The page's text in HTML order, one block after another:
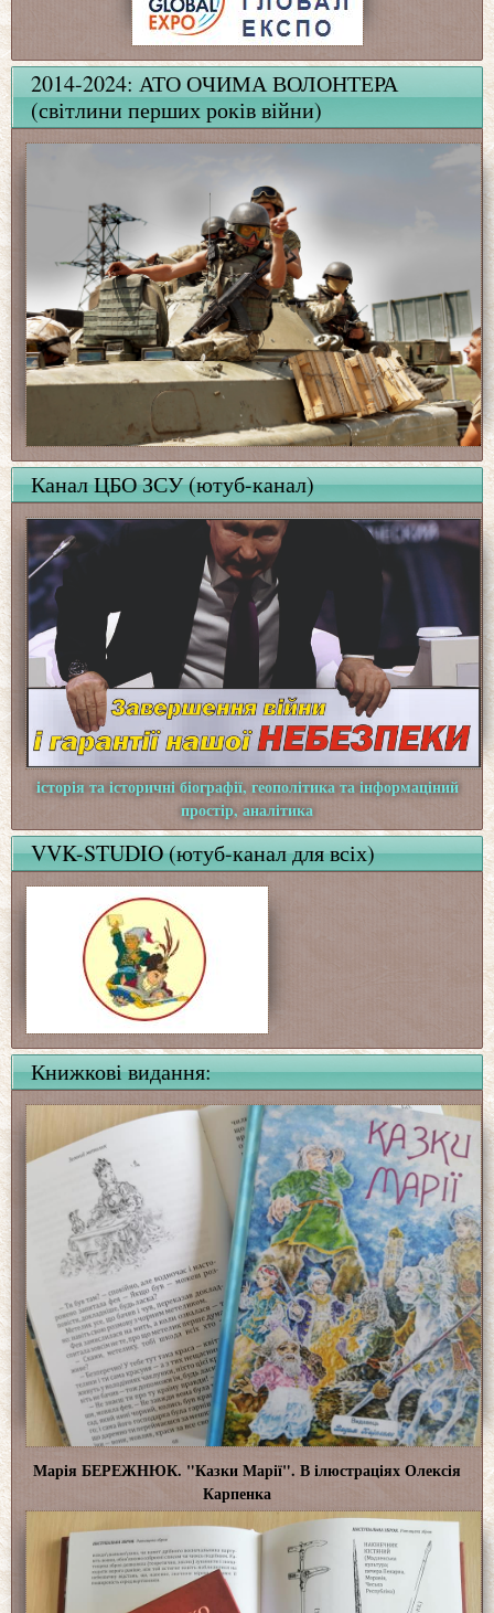
2014-2024: АТО ОЧИМА ВОЛОНТЕРА
(світлини перших років війни)
Канал ЦБО ЗСУ (ютуб-канал)
історія та історичні біографії, геополітика та інформаціний
простір, аналітика
VVK-STUDIO (ютуб-канал для всіх)
Книжкові видання:
Марія БЕРЕЖНЮК. "Казки Марії". В ілюстраціях Олексія
Карпенка